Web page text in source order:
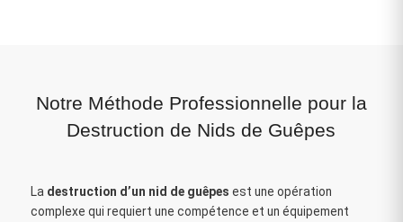
Notre Méthode Professionnelle pour la
Destruction de Nids de Guêpes
La destruction d’un nid de guêpes est une opération
complexe qui requiert une compétence et un équipement